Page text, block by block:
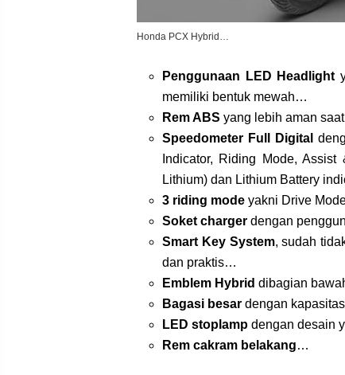
Honda PCX Hybrid…
Penggunaan LED Headlight
memiliki bentuk mewah…
Rem ABS yang lebih aman
Speedometer Full Digital
Indicator, Riding Mode,
Lithium) dan Lithium Battery
3 riding mode yakni Drive
Soket charger dengan
Smart Key System, sudah
dan praktis…
Emblem Hybrid dibagian
Bagasi besar dengan
LED stoplamp dengan desain
Rem cakram belakang…